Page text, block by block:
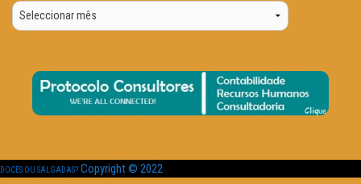
Por
Data
DOCES OU SALGADAS? Copyright © 2022